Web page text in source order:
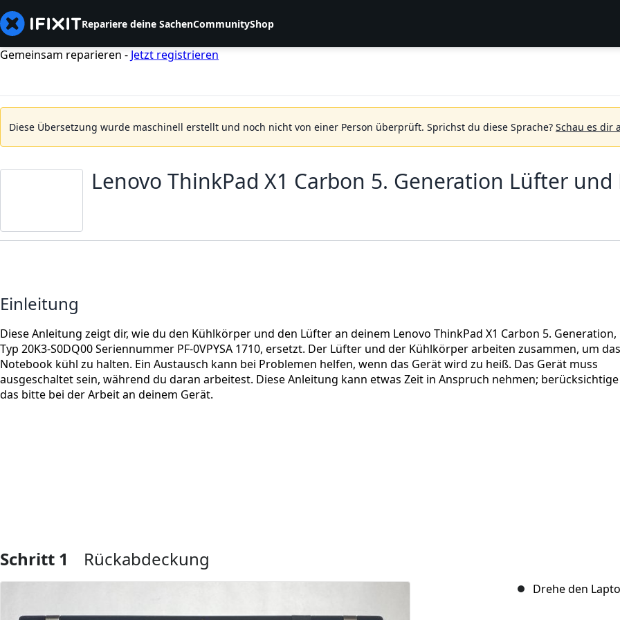
Repariere deine SachenCommunityShop
Gemeinsam reparieren - Jetzt registrieren
Diese Übersetzung wurde maschinell erstellt und noch nicht von einer Person überprüft. Sprichst du diese Sprache? Schau es dir
Lenovo ThinkPad X1 Carbon 5. Generation Lüfter
Einleitung
Diese Anleitung zeigt dir, wie du den Kühlkörper und den Lüfter an deinem Lenovo ThinkPad X1 Carbon 5. Generation,
Typ 20K3-S0DQ00 Seriennummer PF-0VPYSA 1710, ersetzt. Der Lüfter und der Kühlkörper arbeiten zusammen, um das
Notebook kühl zu halten. Ein Austausch kann bei Problemen helfen, wenn das Gerät wird zu heiß. Das Gerät muss
ausgeschaltet sein, während du daran arbeitest. Diese Anleitung kann etwas Zeit in Anspruch nehmen; berücksichtige
das bitte bei der Arbeit an deinem Gerät.
Schritt 1 Rückabdeckung
Drehe den